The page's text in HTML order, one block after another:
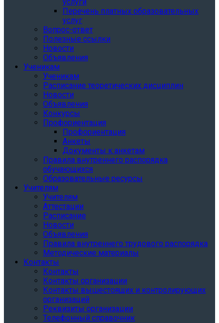
Перечень платных образовательных
услуг
Вопрос-ответ
Полезные ссылки
Новости
Объявления
Ученикам
Ученикам
Расписание теоретических дисциплин
Новости
Объявления
Конкурсы
Профориентация
Профориентация
Анкеты
Документы к анкетам
Правила внутреннего распорядка
обучающихся
Образовательные ресурсы
Учителям
Учителям
Аттестации
Расписание
Новости
Объявления
Правила внутреннего трудового распорядка
Методические материалы
Контакты
Контакты
Контакты организации
Контакты вышестоящих и контролирующих
организаций
Реквизиты организации
Телефонный справочник